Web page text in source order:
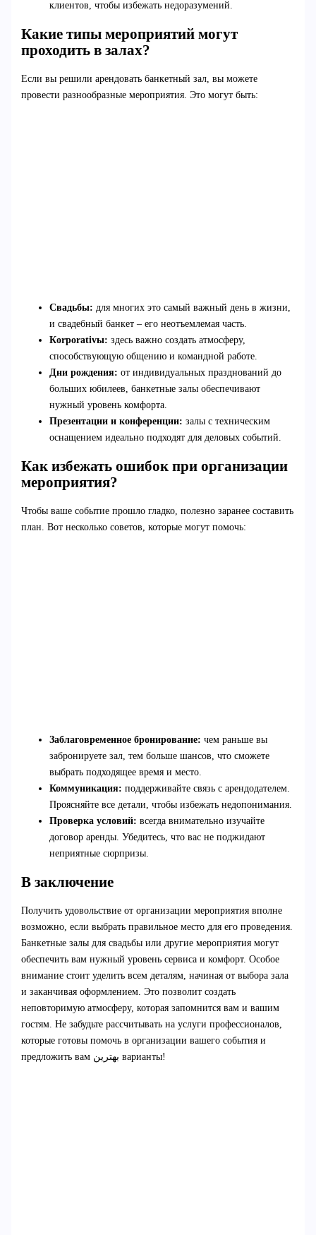
клиентов, чтобы избежать недоразумений.
Какие типы мероприятий могут
проходить в залах?
Если вы решили арендовать банкетный зал, вы можете
провести разнообразные мероприятия. Это могут быть:
Свадьбы: для многих это самый важный день в жизни,
и свадебный банкет – его неотъемлемая часть.
Кorporativы: здесь важно создать атмосферу,
способствующую общению и командной работе.
Дни рождения: от индивидуальных празднований до
больших юбилеев, банкетные залы обеспечивают
нужный уровень комфорта.
Презентации и конференции: залы с техническим
оснащением идеально подходят для деловых событий.
Как избежать ошибок при организации
мероприятия?
Чтобы ваше событие прошло гладко, полезно заранее составить
план. Вот несколько советов, которые могут помочь:
Заблаговременное бронирование: чем раньше вы
забронируете зал, тем больше шансов, что сможете
выбрать подходящее время и место.
Коммуникация: поддерживайте связь с арендодателем.
Проясняйте все детали, чтобы избежать недопонимания.
Проверка условий: всегда внимательно изучайте
договор аренды. Убедитесь, что вас не поджидают
неприятные сюрпризы.
В заключение
Получить удовольствие от организации мероприятия вполне
возможно, если выбрать правильное место для его проведения.
Банкетные залы для свадьбы или другие мероприятия могут
обеспечить вам нужный уровень сервиса и комфорт. Особое
внимание стоит уделить всем деталям, начиная от выбора зала
и заканчивая оформлением. Это позволит создать
неповторимую атмосферу, которая запомнится вам и вашим
гостям. Не забудьте рассчитывать на услуги профессионалов,
которые готовы помочь в организации вашего события и
предложить вам بهترین варианты!